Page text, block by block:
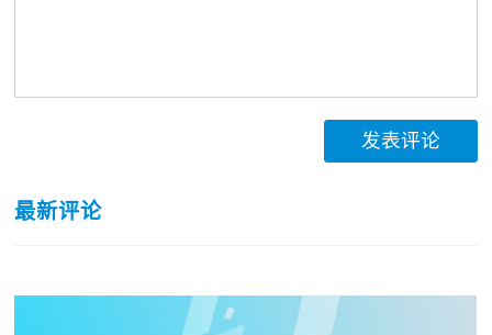
发表评论
最新评论